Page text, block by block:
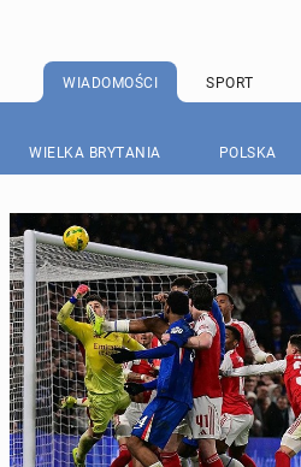
WIADOMOŚCI SPORT
WIELKA BRYTANIA POLSKA